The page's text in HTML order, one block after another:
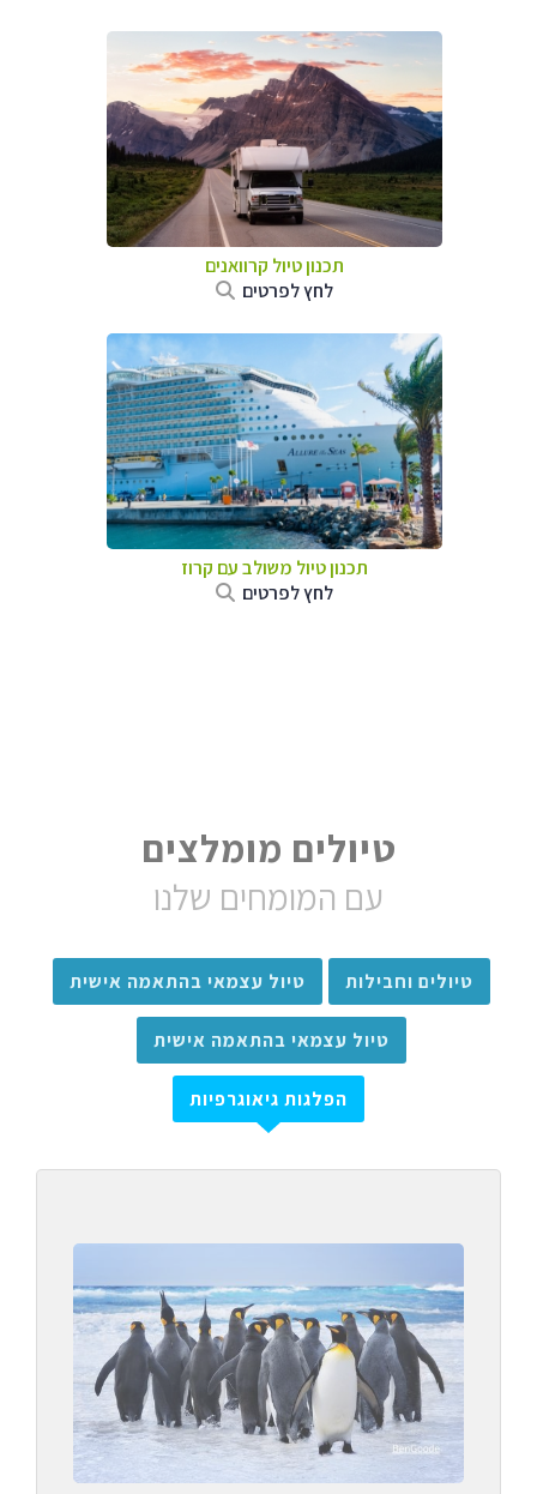
תכנון טיול קרוואנים
לחץ לפרטים
תכנון טיול משולב עם קרוז
לחץ לפרטים
טיולים מומלצים
עם המומחים שלנו
טיולים וחבילות טיול עצמאי בהתאמה אישית
טיול עצמאי בהתאמה אישית
הפלגות גיאוגרפיות